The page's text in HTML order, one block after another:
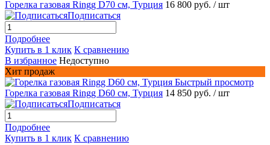
Горелка газовая Ringg D70 см, Турция 16 800 руб. / шт
Подписаться
Подробнее
Купить в 1 клик К сравнению
В избранное Недоступно
Хит продаж
Быстрый просмотр
Горелка газовая Ringg D60 см, Турция 14 850 руб. / шт
Подписаться
Подробнее
Купить в 1 клик К сравнению